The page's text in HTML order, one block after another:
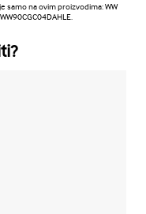
na ovim proizvodima: WW